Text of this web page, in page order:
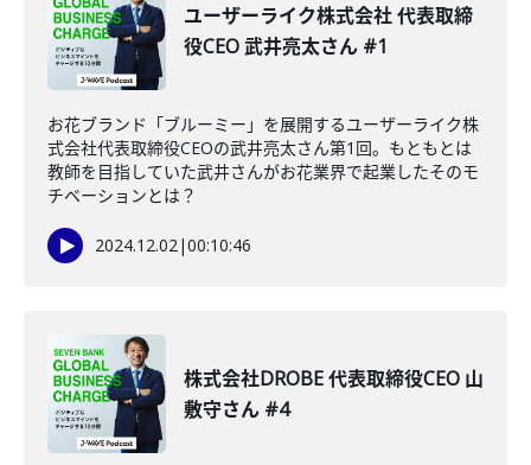
ユーザーライク株式会社 代表取締
役CEO 武井亮太さん #1
お花ブランド「ブルーミー」を展開するユーザーライク株
式会社代表取締役CEOの武井亮太さん第1回。もともとは
教師を目指していた武井さんがお花業界で起業したそのモ
チベーションとは？
2024.12.02|00:10:46
株式会社DROBE 代表取締役CEO 山
敷守さん #4